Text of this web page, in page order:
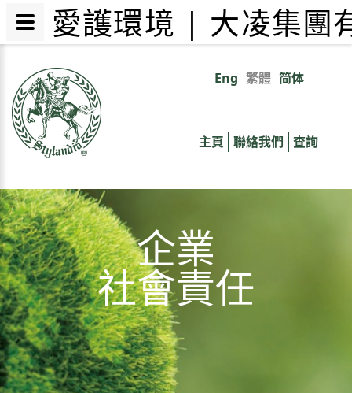
內
Eng 繁體 简体
links
主頁 聯絡我們 查詢
企業
社會責任
愛護環境 | 大凌集團